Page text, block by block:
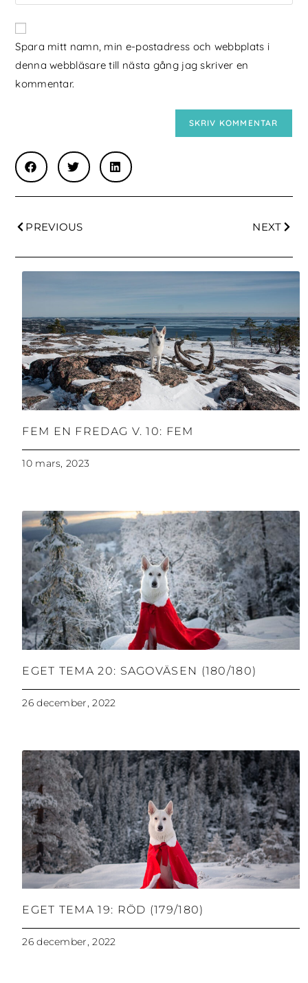
Spara mitt namn, min e-postadress och webbplats i
denna webbläsare till nästa gång jag skriver en
kommentar.
PREVIOUS NEXT
FEM EN FREDAG V. 10: FEM
10 mars, 2023
EGET TEMA 20: SAGOVÄSEN (180/180)
26 december, 2022
EGET TEMA 19: RÖD (179/180)
26 december, 2022